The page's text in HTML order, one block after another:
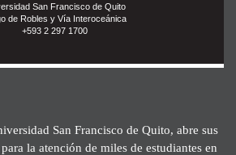
San Francisco de Quito
de Robles y Vía Interoceánica
+593 2 297 1700
San Francisco de Quito, abre sus
la atención de miles de estudiantes en